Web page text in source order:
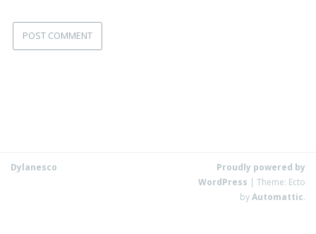
Dylanesco
Proudly powered by
WordPress | Theme: Ecto
byAutomattic.